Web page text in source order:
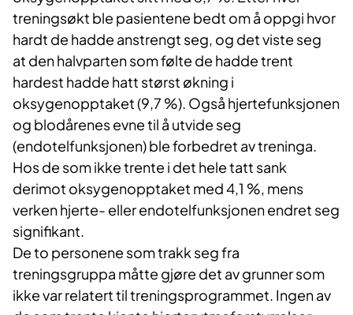
treningsøkt ble pasientene bedt om å oppgi hvor
hardt de hadde anstrengt seg, og det viste seg
at den halvparten som følte de hadde trent
hardest hadde hatt størst økning i
oksygenopptaket (9,7 %). Også hjertefunksjonen
og blodårenes evne til å utvide seg
(endotelfunksjonen) ble forbedret av treninga.
Hos de som ikke trente i det hele tatt sank
derimot oksygenopptaket med 4,1 %, mens
verken hjerte- eller endotelfunksjonen endret seg
signifikant.
De to personene som trakk seg fra
treningsgruppa måtte gjøre det av grunner som
ikke var relatert til treningsprogrammet. Ingen av